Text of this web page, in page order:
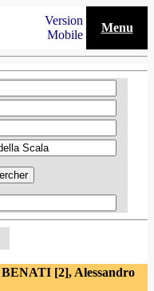
Version
Mobile
Menu
[2], Alessandro